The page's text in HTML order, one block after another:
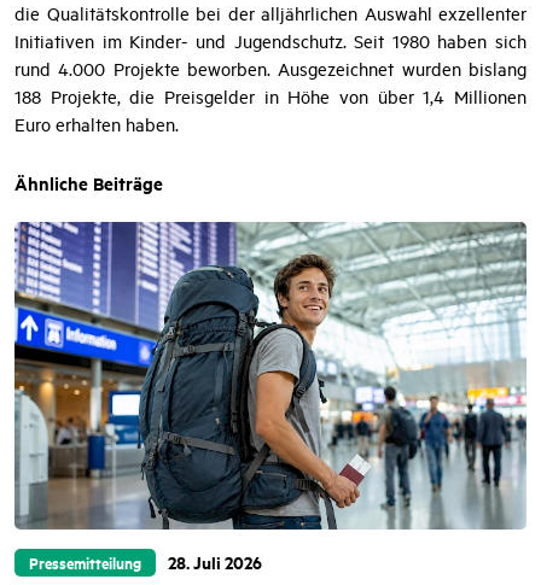
die Qualitätskontrolle bei der alljährlichen Auswahl exzellenter
Initiativen im Kinder- und Jugendschutz. Seit 1980 haben sich
rund 4.000 Projekte beworben. Ausgezeichnet wurden bislang
188 Projekte, die Preisgelder in Höhe von über 1,4 Millionen
Euro erhalten haben.
Ähnliche Beiträge
Pressemitteilung 28. Juli 2026